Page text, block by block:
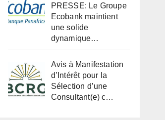
PRESSE: Le Groupe
Ecobank maintient
une solide
dynamique…
Avis à Manifestation
d’Intérêt pour la
Sélection d’une
Consultant(e) c…